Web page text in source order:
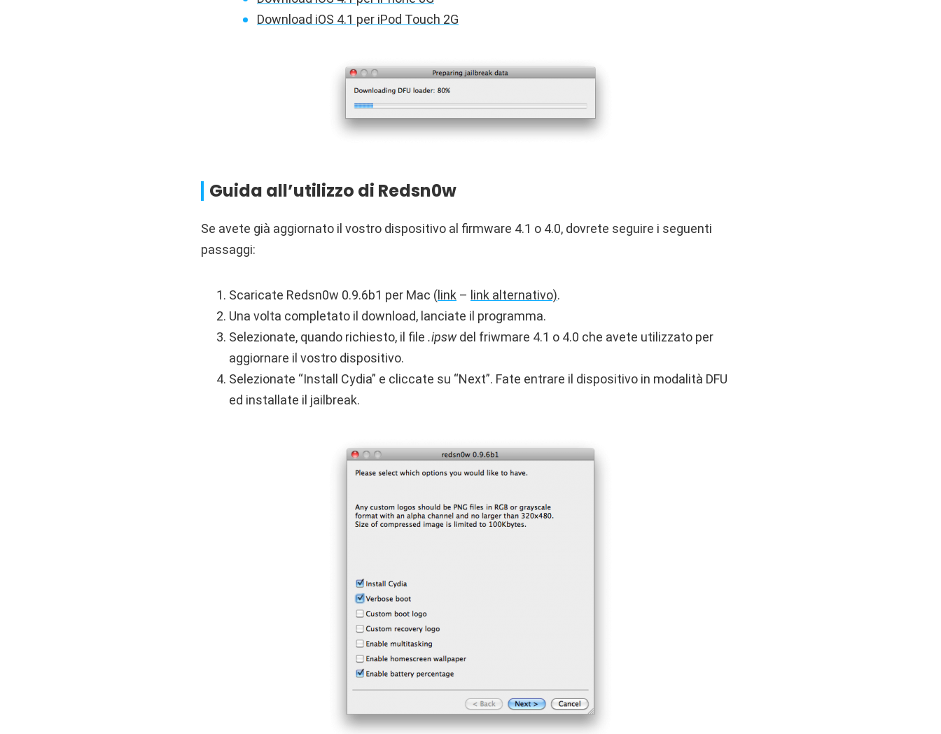
Download iOS 4.1 per iPod Touch 2G
Guida all’utilizzo di Redsn0w
Se avete già aggiornato il vostro dispositivo al firmware 4.1 o 4.0, dovrete seguire i seguenti
passaggi:
Scaricate Redsn0w 0.9.6b1 per Mac ( link – link alternativo).
Una volta completato il download, lanciate il programma.
Selezionate, quando richiesto, il file .ipswdel friwmare 4.1 o 4.0 che avete utilizzato per
aggiornare il vostro dispositivo.
Selezionate “Install Cydia” e cliccate su “Next”. Fate entrare il dispositivo in modalità DFU
ed installate il jailbreak.